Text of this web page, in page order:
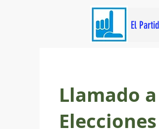
El
Llamado a
Elecciones